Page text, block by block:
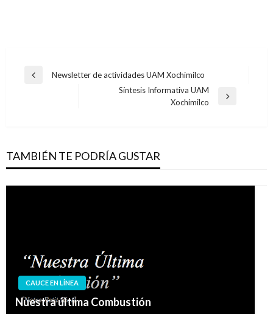
Navegación
Entrada
Newsletter de actividades UAM Xochimilco
Síntesis Informativa UAM
Xochimilco
TAMBIÉN TE PODRÍA GUSTAR
CAUCE EN LÍNEA
Nuestra última Combustión